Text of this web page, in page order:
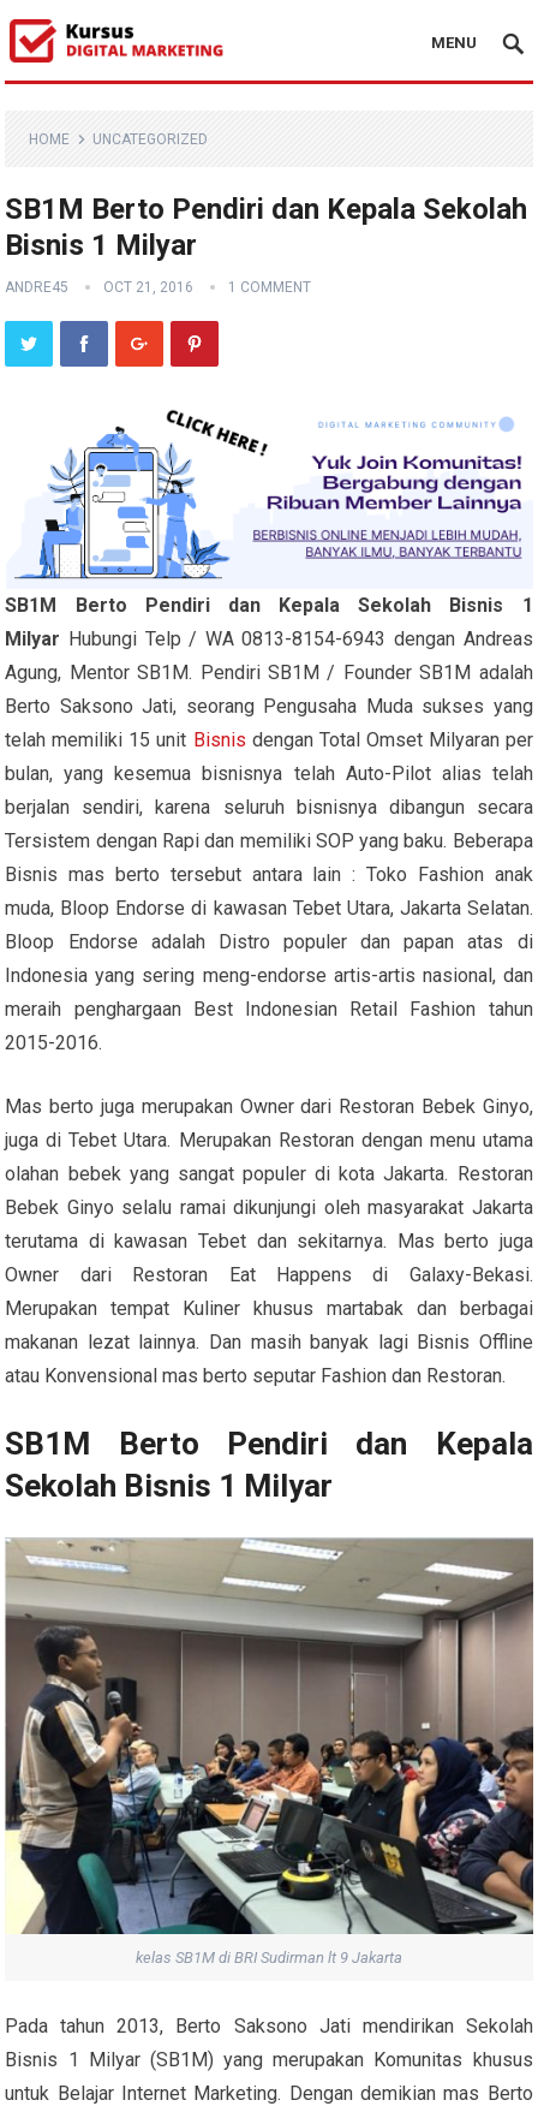
MENU
HOME UNCATEGORIZED
SB1M Berto Pendiri dan Kepala Sekolah
Bisnis 1 Milyar
ANDRE45 OCT 21, 2016 1 COMMENT
SB1M Berto Pendiri dan Kepala Sekolah Bisnis 1
Milyar Hubungi Telp / WA 0813-8154-6943 dengan Andreas
Agung, Mentor SB1M. Pendiri SB1M / Founder SB1M adalah
Berto Saksono Jati, seorang Pengusaha Muda sukses yang
telah memiliki 15 unit Bisnis dengan Total Omset Milyaran per
bulan, yang kesemua bisnisnya telah Auto-Pilot alias telah
berjalan sendiri, karena seluruh bisnisnya dibangun secara
Tersistem dengan Rapi dan memiliki SOP yang baku. Beberapa
Bisnis mas berto tersebut antara lain : Toko Fashion anak
muda, Bloop Endorse di kawasan Tebet Utara, Jakarta Selatan.
Bloop Endorse adalah Distro populer dan papan atas di
Indonesia yang sering meng-endorse artis-artis nasional, dan
meraih penghargaan Best Indonesian Retail Fashion tahun
2015-2016.
Mas berto juga merupakan Owner dari Restoran Bebek Ginyo,
juga di Tebet Utara. Merupakan Restoran dengan menu utama
olahan bebek yang sangat populer di kota Jakarta. Restoran
Bebek Ginyo selalu ramai dikunjungi oleh masyarakat Jakarta
terutama di kawasan Tebet dan sekitarnya. Mas berto juga
Owner dari Restoran Eat Happens di Galaxy-Bekasi.
Merupakan tempat Kuliner khusus martabak dan berbagai
makanan lezat lainnya. Dan masih banyak lagi Bisnis Offline
atau Konvensional mas berto seputar Fashion dan Restoran.
SB1M Berto Pendiri dan Kepala
Sekolah Bisnis 1 Milyar
kelas SB1M di BRI Sudirman lt 9 Jakarta
Pada tahun 2013, Berto Saksono Jati mendirikan Sekolah
Bisnis 1 Milyar (SB1M) yang merupakan Komunitas khusus
untuk Belajar Internet Marketing. Dengan demikian mas Berto